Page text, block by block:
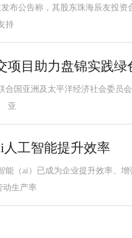
布公告称，其股东珠海辰友投
持
项目助力盘锦实践绿
合国亚洲及太平洋经济社会委员
亚
工智能提升效率
能（ai）已成为企业提升效率、
动生产率